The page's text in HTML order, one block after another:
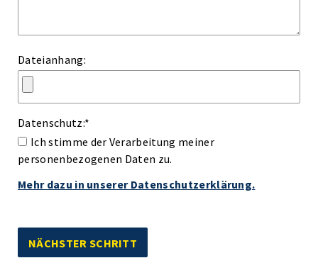
Dateianhang:
Datenschutz:*
Ich stimme der Verarbeitung meiner
personenbezogenen Daten zu.
Mehr dazu in unserer Datenschutzerklärung.